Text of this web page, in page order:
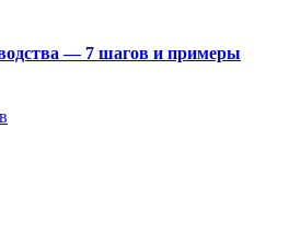
— 7 шагов и примеры